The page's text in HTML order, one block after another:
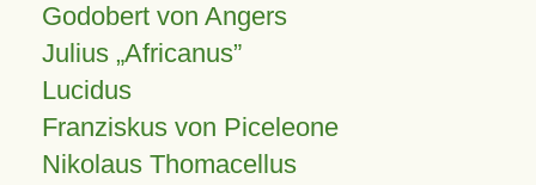
Godobert von Angers
Julius Africanus
Lucidus
Franziskus von Piceleone
Nikolaus Thomacellus